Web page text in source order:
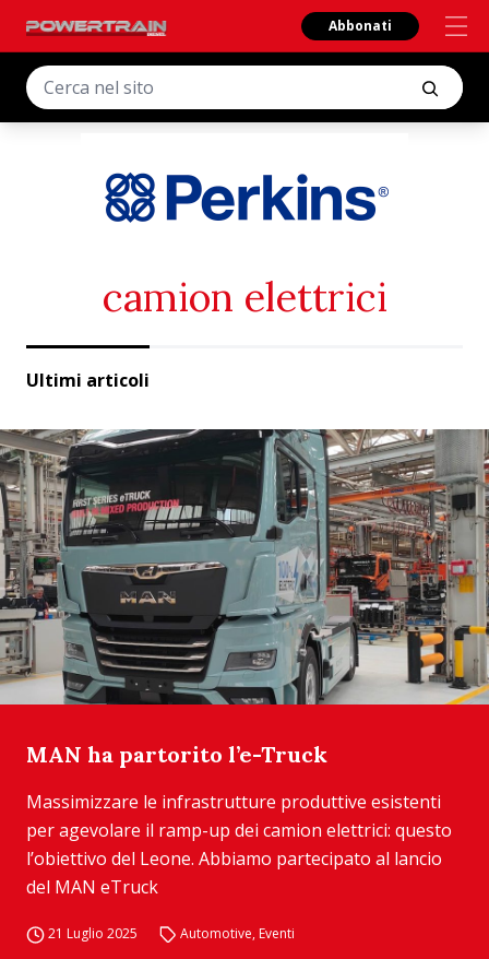
Abbonati
camion elettrici
Ultimi articoli
MAN ha partorito l’e-Truck
Massimizzare le infrastrutture produttive esistenti
per agevolare il ramp-up dei camion elettrici: questo
l’obiettivo del Leone. Abbiamo partecipato al lancio
del MAN eTruck
21 Luglio 2025 Automotive, Eventi